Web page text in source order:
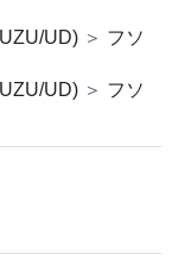
UD) ＞ フソ
UD) ＞ フソ